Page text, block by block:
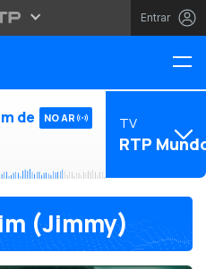
Entrar
de
NO AR TV
RTP
(Jimmy)